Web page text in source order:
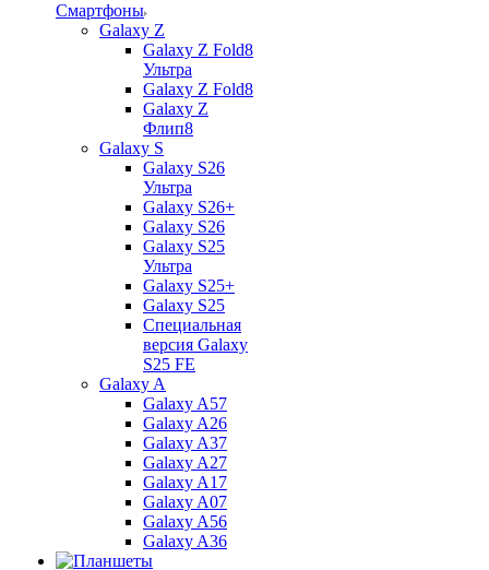
Смартфоны
Galaxy Z
Galaxy Z Fold8
Ультра
Galaxy Z Fold8
Galaxy Z
Флип8
Galaxy S
Galaxy S26
Ультра
Galaxy S26+
Galaxy S26
Galaxy S25
Ультра
Galaxy S25+
Galaxy S25
Специальная
версия Galaxy
S25 FE
Galaxy A
Galaxy A57
Galaxy A26
Galaxy A37
Galaxy A27
Galaxy A17
Galaxy A07
Galaxy A56
Galaxy A36